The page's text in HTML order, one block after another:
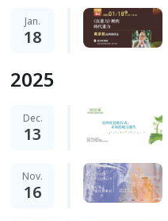
Jan.
18
2025
Dec.
13
Nov.
16